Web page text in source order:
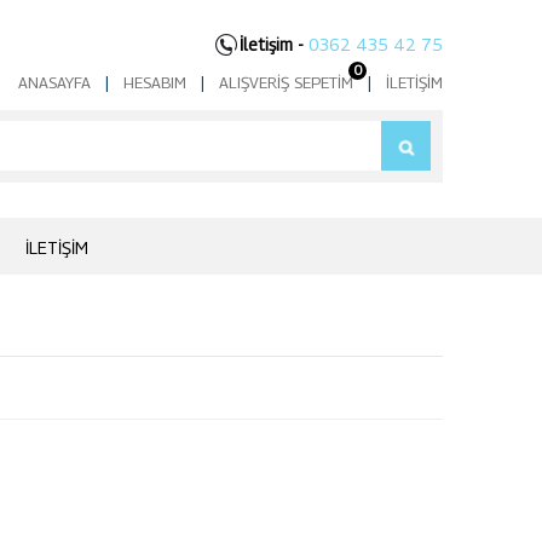
ANASAYFA | HESABIM | ALIŞVERIŞ SEPETIM| İLETIŞIM
İletişim - 0362 435 42 75
0
İLETIŞIM